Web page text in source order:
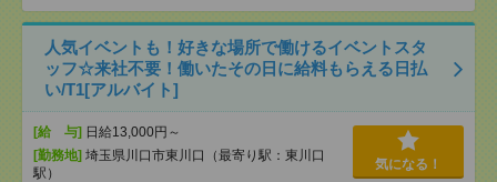
人気イベントも！好きな場所で働けるイベントスタ
ッフ☆来社不要！働いたその日に給料もらえる日払
い/T1[アルバイト]
[給 与] 日給13,000円～
[勤務地] 埼玉県川口市東川口（最寄り駅：東川口
駅）
気になる！